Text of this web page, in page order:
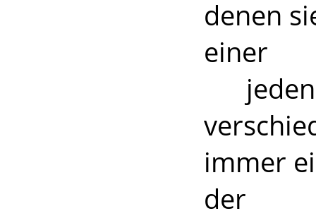
denen
einer
jeden
immer
der